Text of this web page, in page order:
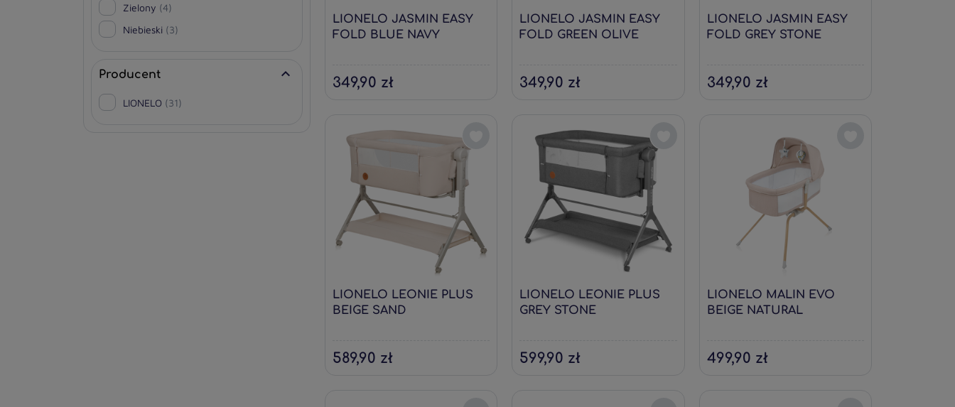
Zielony (4)
Niebieski (3)
Producent 
LIONELO (31)
LIONELO JASMIN EASY
FOLD BLUE NAVY
349,90 zł
LIONELO JASMIN EASY
FOLD GREEN OLIVE
349,90 zł
LIONELO JASMIN EASY
FOLD GREY STONE
349,90 zł
LIONELO LEONIE PLUS
BEIGE SAND
589,90 zł
LIONELO LEONIE PLUS
GREY STONE
599,90 zł
LIONELO MALIN EVO
BEIGE NATURAL
499,90 zł